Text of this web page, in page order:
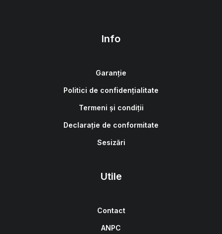
Info
Garanție
Politici de confidențialitate
Termeni și condiții
Declarație de conformitate
Sesizări
Utile
Contact
ANPC